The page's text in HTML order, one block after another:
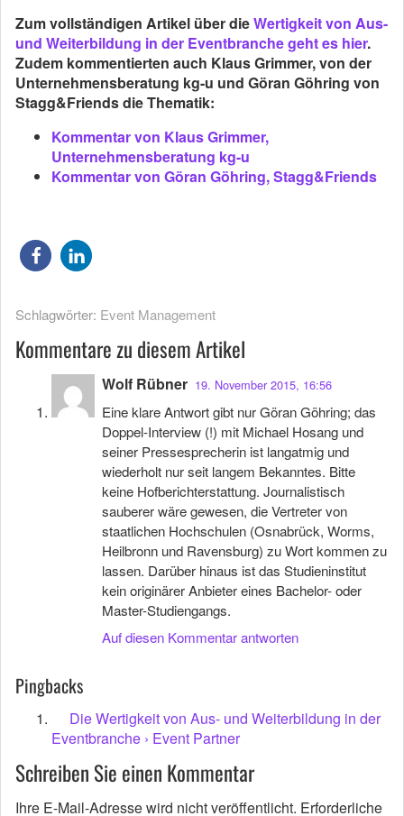
Zum vollständigen Artikel über dieWertigkeit von Aus-
und Weiterbildung in der Eventbranche geht es hier.
Zudem kommentierten auch Klaus Grimmer, von der
Unternehmensberatung kg-u und Göran Göhring von
Stagg&Friends die Thematik:
Kommentar von Klaus Grimmer,
Unternehmensberatung kg-u
Kommentar von Göran Göhring, Stagg&Friends
Schlagwörter: Event Management
Kommentare zu diesem Artikel
Wolf Rübner 19. November 2015, 16:56
Eine klare Antwort gibt nur Göran Göhring; das
Doppel-Interview (!) mit Michael Hosang und
seiner Pressesprecherin ist langatmig und
wiederholt nur seit langem Bekanntes. Bitte
keine Hofberichterstattung. Journalistisch
sauberer wäre gewesen, die Vertreter von
staatlichen Hochschulen (Osnabrück, Worms,
Heilbronn und Ravensburg) zu Wort kommen zu
lassen. Darüber hinaus ist das Studieninstitut
kein originärer Anbieter eines Bachelor- oder
Master-Studiengangs.
Auf diesen Kommentar antworten
Pingbacks
Die Wertigkeit von Aus- und Weiterbildung in der
Eventbranche › Event Partner
Schreiben Sie einen Kommentar
Ihre E-Mail-Adresse wird nicht veröffentlicht. Erforderliche